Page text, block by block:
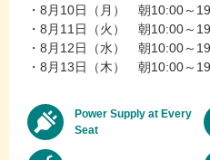
・8月10日（月） 朝10:00～
・8月11日（火） 朝10:00～
・8月12日（水） 朝10:00～
・8月13日（木） 朝10:00～
Power Supply at Every
Seat